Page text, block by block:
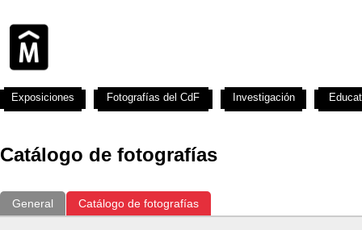
Catálogo de fotografías
General Catálogo de fotografías
Exposiciones Fotografías del CdF Investigación